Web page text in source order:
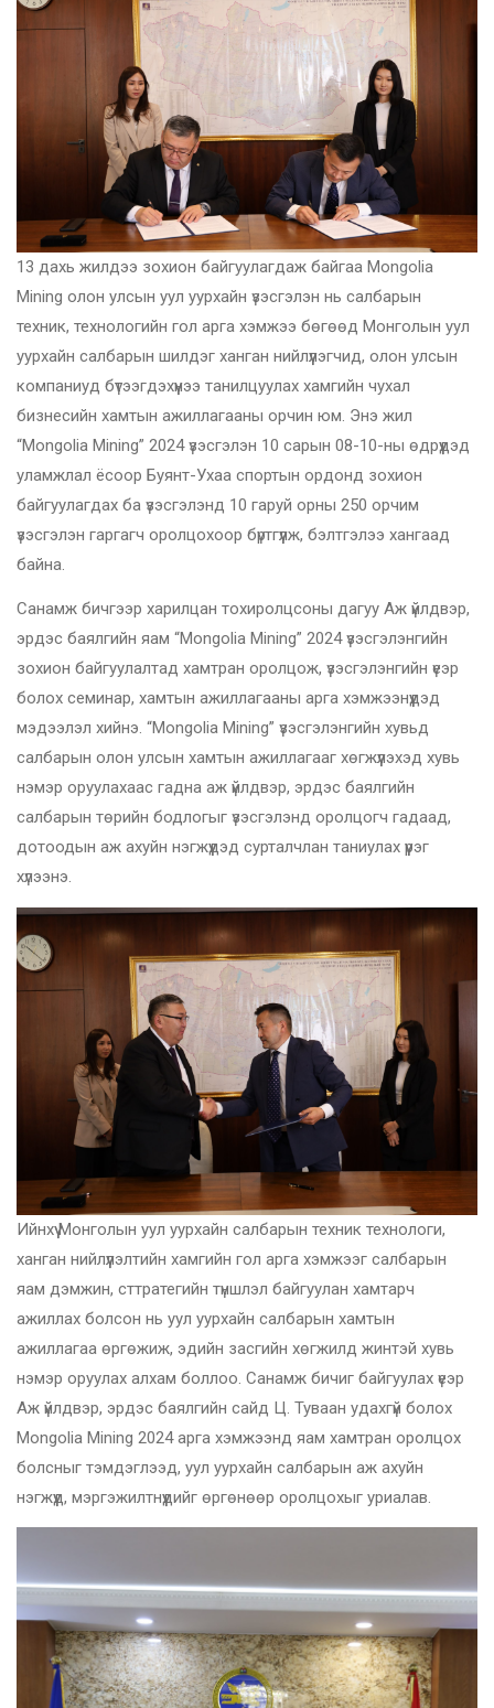
13 дахь жилдээ зохион байгуулагдаж байгаа Mongolia
Mining олон улсын уул уурхайн үзэсгэлэн нь салбарын
техник, технологийн гол арга хэмжээ бөгөөд Монголын уул
уурхайн салбарын шилдэг ханган нийлүүлэгчид, олон улсын
компаниуд бүтээгдэхүүнээ танилцуулах хамгийн чухал
бизнесийн хамтын ажиллагааны орчин юм. Энэ жил
“Mongolia Mining” 2024 үзэсгэлэн 10 сарын 08-10-ны өдрүүдэд
уламжлал ёсоор Буянт-Ухаа спортын ордонд зохион
байгуулагдах ба үзэсгэлэнд 10 гаруй орны 250 орчим
үзэсгэлэн гаргагч оролцохоор бүртгүүлж, бэлтгэлээ хангаад
байна.
Санамж бичгээр харилцан тохиролцсоны дагуу Аж үйлдвэр,
эрдэс баялгийн яам “Mongolia Mining” 2024 үзэсгэлэнгийн
зохион байгуулалтад хамтран оролцож, үзэсгэлэнгийн үеэр
болох семинар, хамтын ажиллагааны арга хэмжээнүүдэд
мэдээлэл хийнэ. “Mongolia Mining” үзэсгэлэнгийн хувьд
салбарын олон улсын хамтын ажиллагааг хөгжүүлэхэд хувь
нэмэр оруулахаас гадна аж үйлдвэр, эрдэс баялгийн
салбарын төрийн бодлогыг үзэсгэлэнд оролцогч гадаад,
дотоодын аж ахуйн нэгжүүдэд сурталчлан таниулах үүрэг
хүлээнэ.
Ийнхүү Монголын уул уурхайн салбарын техник технологи,
ханган нийлүүлэлтийн хамгийн гол арга хэмжээг салбарын
яам дэмжин, сттратегийн түншлэл байгуулан хамтарч
ажиллах болсон нь уул уурхайн салбарын хамтын
ажиллагаа өргөжиж, эдийн засгийн хөгжилд жинтэй хувь
нэмэр оруулах алхам боллоо. Санамж бичиг байгуулах үеэр
Аж үйлдвэр, эрдэс баялгийн сайд Ц. Туваан удахгүй болох
Mongolia Mining 2024 арга хэмжээнд яам хамтран оролцох
болсныг тэмдэглээд, уул уурхайн салбарын аж ахуйн
нэгжүүд, мэргэжилтнүүдийг өргөнөөр оролцохыг уриалав.